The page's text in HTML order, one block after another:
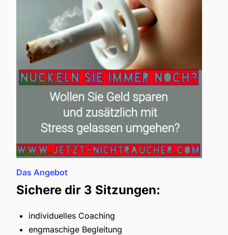
Das Angebot
Sichere dir 3 Sitzungen:
individuelles Coaching
engmaschige Begleitung